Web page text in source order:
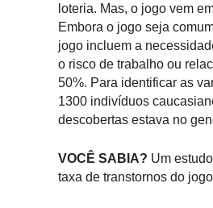
loteria. Mas, o jogo vem
Embora o jogo seja
jogo incluem a
o risco de trabalho ou
50%. Para identificar as
1300 indivíduos
descobertas estava no
VOCÊ SABIA? Um
taxa de transtornos do